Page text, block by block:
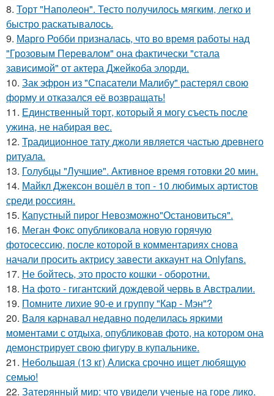
8. Торт "Наполеон". Тесто получилось мягким, легко и
быстро раскатывалось.
9. Марго Робби призналась, что во время работы над
"Грозовым Перевалом" она фактически "стала
зависимой" от актера Джейкоба элорди.
10. Зак эфрон из "Спасатели Малибу" растерял свою
форму и отказался её возвращать!
11. Единственный торт, который я могу съесть после
ужина, не набирая вес.
12. Традиционное тату джоли является частью древнего
ритуала.
13. Голубцы "Лучшие". Активное время готовки 20 мин.
14. Майкл Джексон вошёл в топ - 10 любимых артистов
среди россиян.
15. Капустный пирог Невозможно"Остановиться".
16. Меган Фокс опубликовала новую горячую
фотосессию, после которой в комментариях снова
начали просить актрису завести аккаунт на Onlyfans.
17. Не бойтесь, это просто кошки - оборотни.
18. На фото - гигантский дождевой червь в Австралии.
19. Помните лихие 90-е и группу "Кар - Мэн"?
20. Валя карнавал недавно поделилась яркими
моментами с отдыха, опубликовав фото, на котором она
демонстрирует свою фигуру в купальнике.
21. Небольшая (13 кг) Алиска срочно ищет любящую
семью!
22. Затерянный мир: что увидели ученые на горе лико.